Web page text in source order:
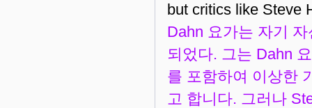
but critics like Steve
Dahn 요가는 자기
되었다. 그는 Dahn
를 포함하여 이상한
고 합니다. 그러나